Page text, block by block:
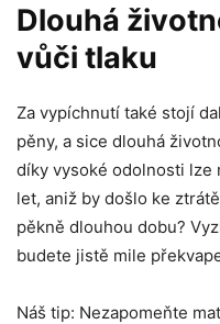
Dlouhá
vůči tlaku
Za vypíchnutí také stojí
pěny, a sice dlouhá
díky vysoké odolnosti lze
let, aniž by došlo ke
pěkně dlouhou dobu?
budete jistě mile
Náš tip: Nezapomeňte